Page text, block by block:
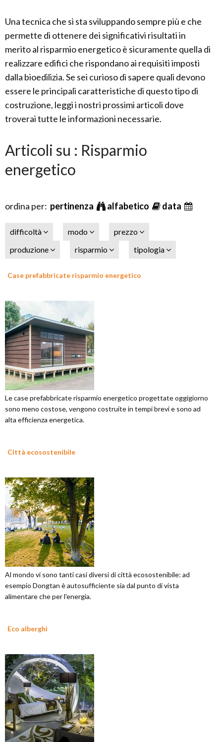
Una tecnica che si sta sviluppando sempre più e che
permette di ottenere dei significativi risultati in
merito al risparmio energetico è sicuramente quella di
realizzare edifici che rispondano ai requisiti imposti
dalla bioedilizia. Se sei curioso di sapere quali devono
essere le principali caratteristiche di questo tipo di
costruzione, leggi i nostri prossimi articoli dove
troverai tutte le informazioni necessarie.
Articoli su : Risparmio
energetico
ordina per: pertinenza alfabetico data
difficoltà modo
prezzo
produzione
risparmio tipologia
Case prefabbricate risparmio energetico
Le case prefabbricate risparmio energetico progettate oggigiorno
sono meno costose, vengono costruite in tempi brevi e sono ad
alta efficienza energetica.
Città ecosostenibile
Al mondo vi sono tanti casi diversi di città ecosostenibile: ad
esempio Dongtan è autosufficiente sia dal punto di vista
alimentare che per l'energia.
Eco alberghi